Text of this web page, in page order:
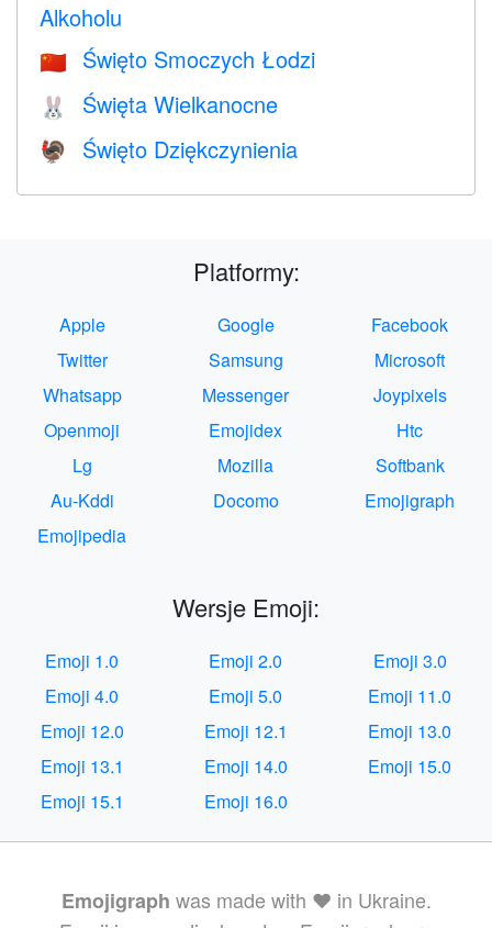
Alkoholu
🇨🇳 Święto Smoczych Łodzi
🐰 Święta Wielkanocne
🦃 Święto Dziękczynienia
Platformy:
Apple Google
Facebook
Twitter
Samsung
Microsoft
Whatsapp
Messenger
Joypixels
Openmoji
Emojidex
Htc
Lg
Mozilla
Softbank
Au-Kddi
Docomo
Emojigraph
Emojipedia
Wersje Emoji:
Emoji 1.0 Emoji 2.0
Emoji 3.0
Emoji 4.0
Emoji 5.0
Emoji 11.0
Emoji 12.0
Emoji 12.1
Emoji 13.0
Emoji 13.1
Emoji 14.0
Emoji 15.0
Emoji 15.1
Emoji 16.0
Emojigraph was made with ❤️ in Ukraine.